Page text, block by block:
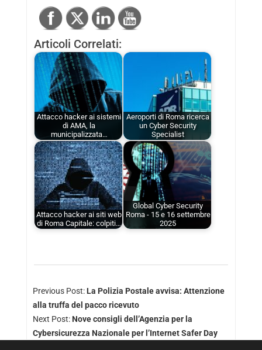
Articoli Correlati:
Attacco hacker ai sistemi
di AMA, la
municipalizzata…
Aeroporti di Roma ricerca
un Cyber Security
Specialist
Attacco hacker ai siti web
di Roma Capitale: colpiti…
Global Cyber ​​Security
Roma - 15 e 16 settembre
2025
Previous Post: La Polizia Postale avvisa: Attenzione
alla truffa del pacco ricevuto
Next Post: Nove consigli dell’Agenzia per la
Cybersicurezza Nazionale per l’Internet Safer Day